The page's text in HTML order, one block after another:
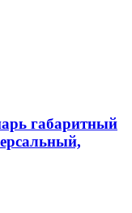
габаритный